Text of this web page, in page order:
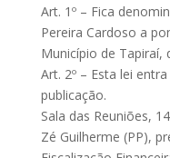
Art. 1º – Fica
Pereira Cardoso a
Município de Tapiraí,
Art. 2º – Esta lei
publicação.
Sala das Reuniões,
Zé Guilherme (PP),